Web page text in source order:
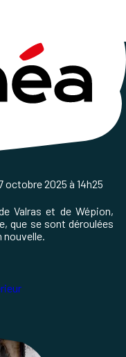
octobre 2025 à 14h25
Valras et de Wépion,
que se sont déroulées